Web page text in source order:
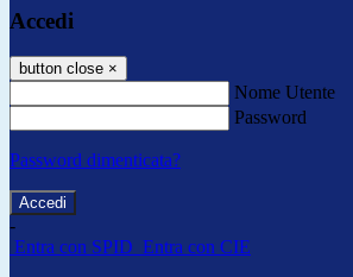
Accedi
button close ×
Nome Utente
Password
Password dimenticata?
-
Entra con SPID Entra con CIE